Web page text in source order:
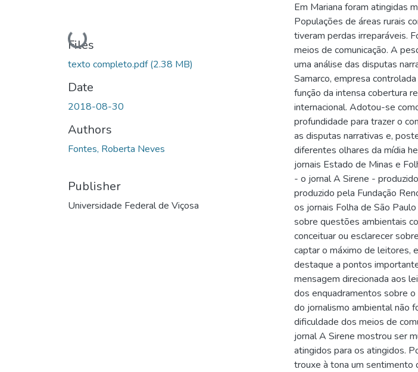
Loading...
Files
texto completo.pdf(2.38 MB)
Date
2018-08-30
Authors
Fontes, Roberta Neves
Publisher
Universidade Federal de Viçosa
Em Mariana foram atingidas
Populações de áreas rurais
tiveram perdas irreparáveis.
meios de comunicação. A
uma análise das disputas
Samarco, empresa
função da intensa cobertura
internacional. Adotou-se
profundidade para trazer o
as disputas narrativas e,
diferentes olhares da mídia
jornais Estado de Minas e
- o jornal A Sirene -
produzido pela Fundação
os jornais Folha de São
sobre questões ambientais
conceituar ou esclarecer
captar o máximo de leitores,
destaque a pontos
mensagem direcionada aos
dos enquadramentos sobre
do jornalismo ambiental não
dificuldade dos meios de
jornal A Sirene mostrou ser
atingidos para os atingidos.
trouxe à tona um sentimento